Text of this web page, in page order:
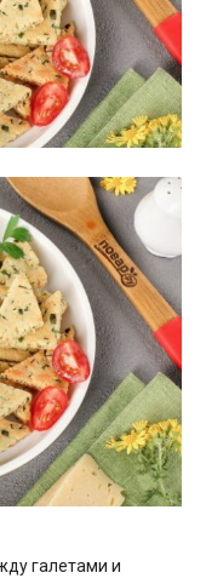
галетами и